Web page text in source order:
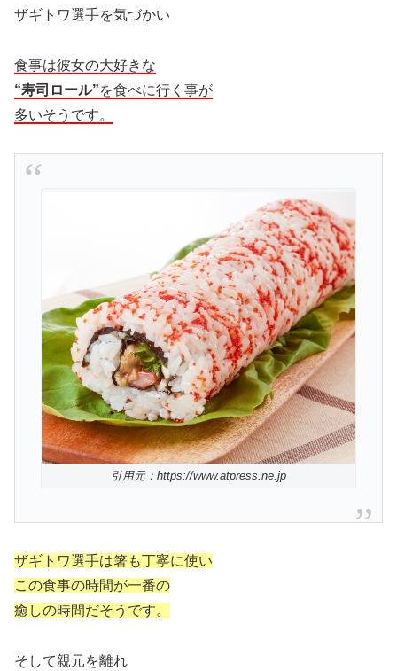
ザギトワ選手を気づかい
食事は彼女の大好きな
“寿司ロール”を食べに行く事が
多いそうです。
引用元：https://www.atpress.ne.jp
ザギトワ選手は箸も丁寧に使い
この食事の時間が一番の
癒しの時間だそうです。
そして親元を離れ